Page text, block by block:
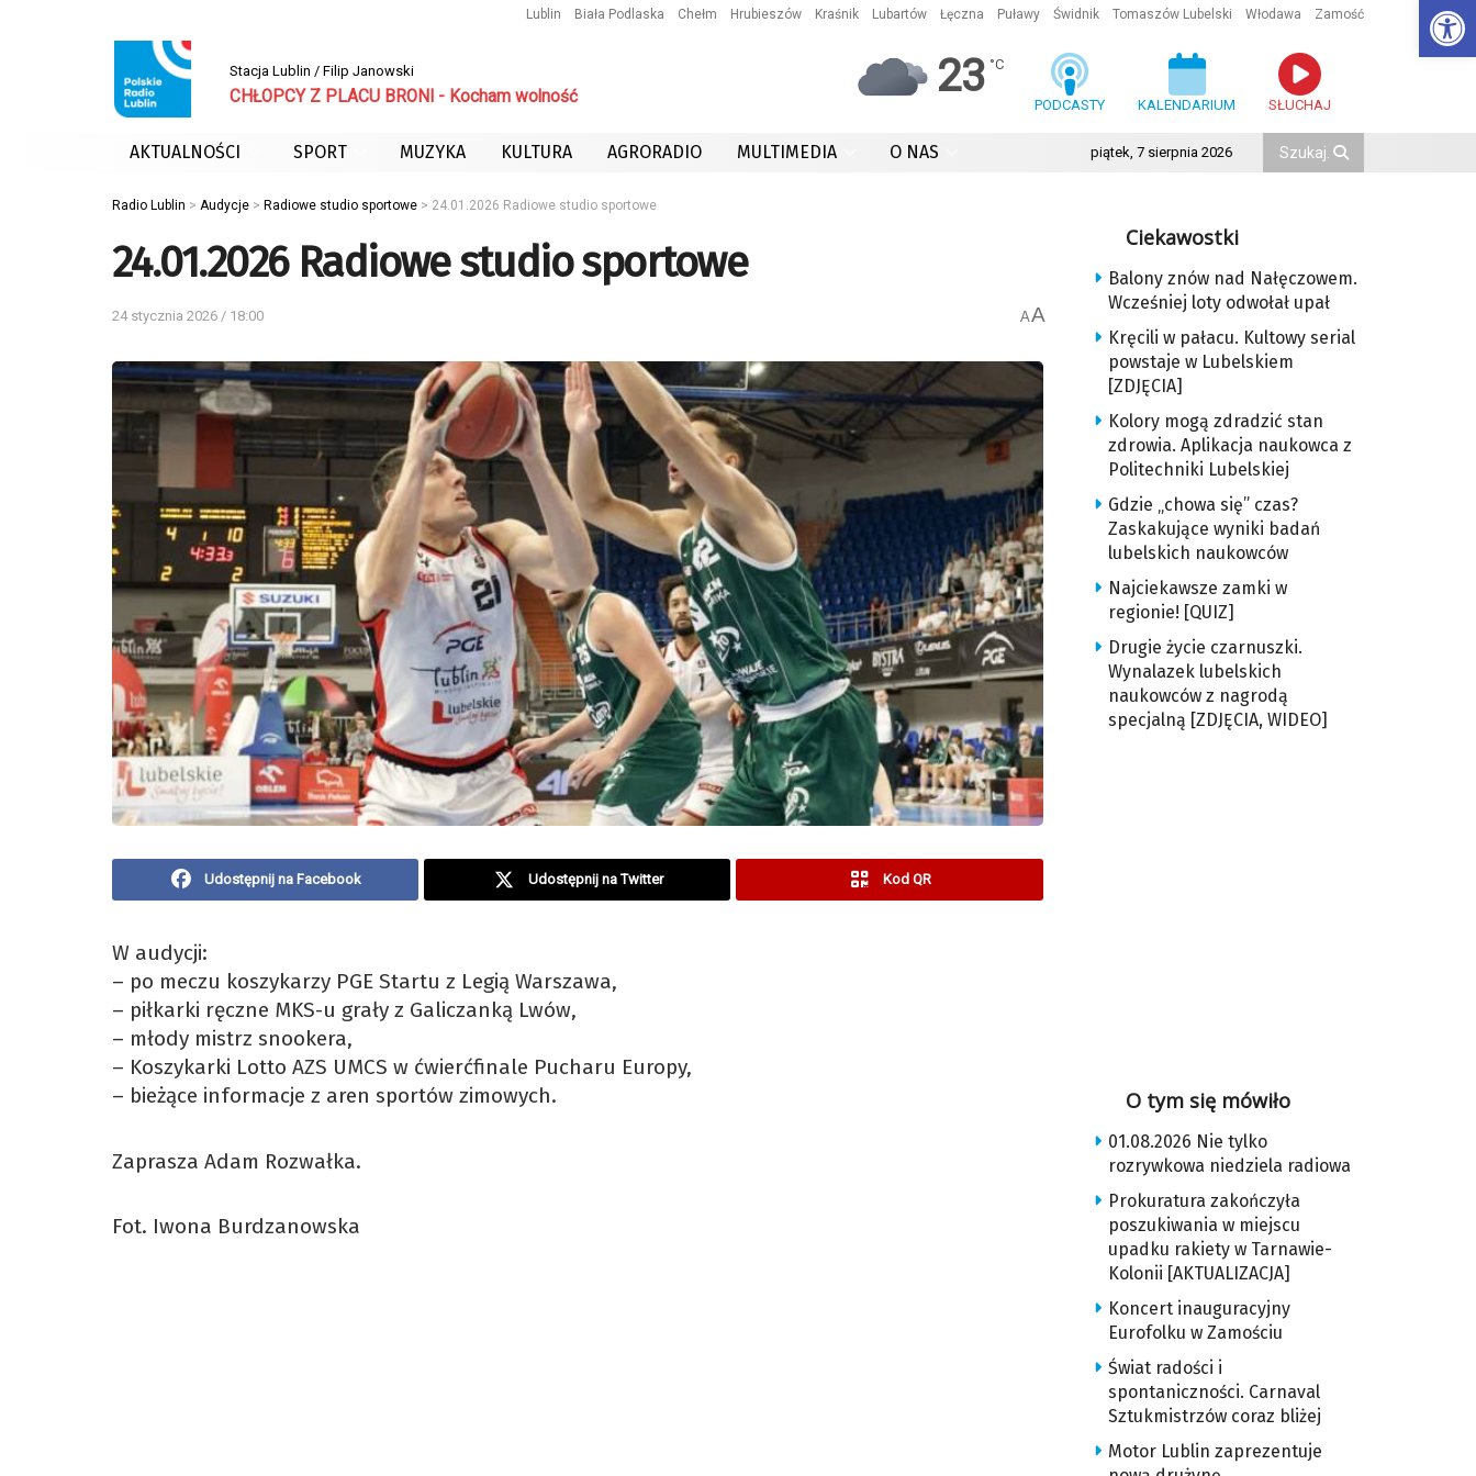
Lublin Biała Podlaska Chełm Hrubieszów Kraśnik Lubartów Łęczna Puławy Świdnik Tomaszów Lubelski Włodawa Zamość
Stacja Lublin / Filip Janowski
CHŁOPCY Z PLACU BRONI - Kocham wolność 23 °C
PODCASTY KALENDARIUM SŁUCHAJ
AKTUALNOŚCI SPORT MUZYKA KULTURA AGRORADIO MULTIMEDIA O NAS piątek, 7 sierpnia 2026
Radio Lublin > Audycje > Radiowe studio sportowe > 24.01.2026 Radiowe studio sportowe
24.01.2026 Radiowe studio sportowe
24 stycznia 2026 / 18:00 AA
Udostępnij na Facebook Udostępnij na Twitter Kod QR
W audycji:
– po meczu koszykarzy PGE Startu z Legią Warszawa,
– piłkarki ręczne MKS-u grały z Galiczanką Lwów,
– młody mistrz snookera,
– Koszykarki Lotto AZS UMCS w ćwierćfinale Pucharu Europy,
– bieżące informacje z aren sportów zimowych.
Zaprasza Adam Rozwałka.
Fot. Iwona Burdzanowska
Ciekawostki
Balony znów nad Nałęczowem.
Wcześniej loty odwołał upał
Kręcili w pałacu. Kultowy serial
powstaje w Lubelskiem
[ZDJĘCIA]
Kolory mogą zdradzić stan
zdrowia. Aplikacja naukowca z
Politechniki Lubelskiej
Gdzie „chowa się” czas?
Zaskakujące wyniki badań
lubelskich naukowców
Najciekawsze zamki w
regionie! [QUIZ]
Drugie życie czarnuszki.
Wynalazek lubelskich
naukowców z nagrodą
specjalną [ZDJĘCIA, WIDEO]
O tym się mówiło
01.08.2026 Nie tylko
rozrywkowa niedziela radiowa
Prokuratura zakończyła
poszukiwania w miejscu
upadku rakiety w Tarnawie-
Kolonii [AKTUALIZACJA]
Koncert inauguracyjny
Eurofolku w Zamościu
Świat radości i
spontaniczności. Carnaval
Sztukmistrzów coraz bliżej
Motor Lublin zaprezentuje